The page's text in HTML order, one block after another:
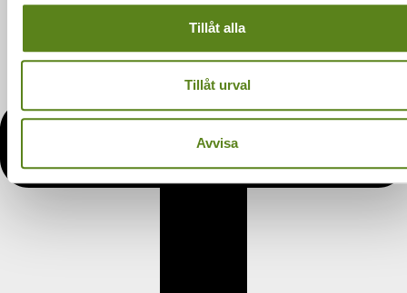
Tillåt alla
Tillåt urval
Avvisa